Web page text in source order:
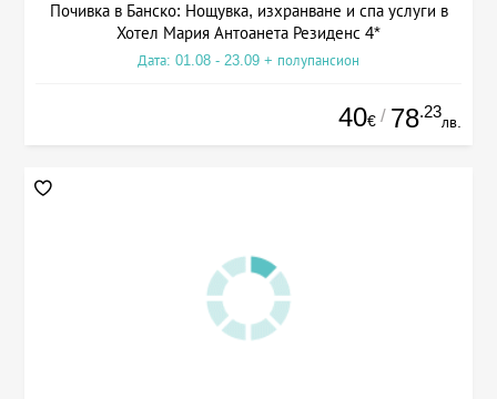
Почивка в Банско: Нощувка, изхранване и спа услуги в
Хотел Мария Антоанета Резиденс 4*
Дата: 01.08 - 23.09 + полупансион
40€ / 78.23
лв.